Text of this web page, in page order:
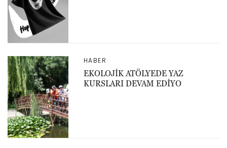
HABER
EKOLOJİK ATÖLYEDE YAZ
KURSLARI DEVAM EDİYO